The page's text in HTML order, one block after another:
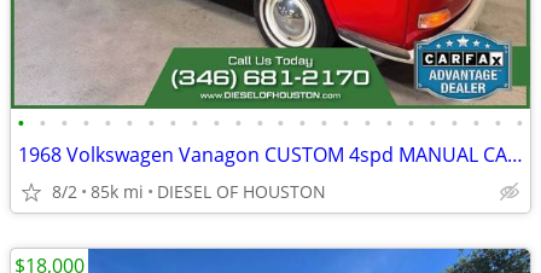
• • • • • • • • • • • • • • • • • • • • • • • •
1968 Volkswagen Vanagon CUSTOM 4spd MANUAL CALI CAR
8/2 85k mi DIESEL OF HOUSTON
$18,000